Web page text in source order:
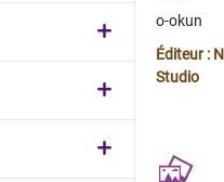
o-okun
Éditeur :
Studio